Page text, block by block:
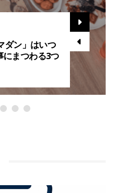
ダン」はいつ
にまつわる3つ